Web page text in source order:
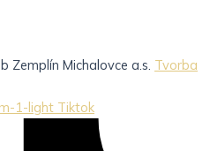
Michalovce a.s. Tvorba
1-light Tiktok